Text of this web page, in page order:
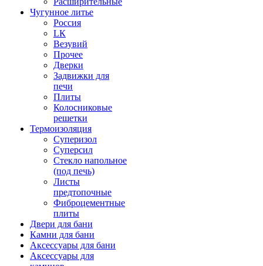
Чугунное литье
Россия
LК
Везувий
Прочее
Дверки
Задвижки для
печи
Плиты
Колосниковые
решетки
Термоизоляция
Суперизол
Суперсил
Стекло напольное
(под печь)
Листы
предтопочные
Фиброцементные
плиты
Двери для бани
Камни для бани
Аксессуары для бани
Аксессуары для